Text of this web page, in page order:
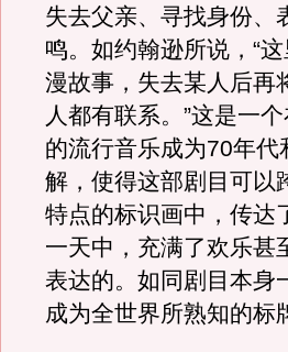
失去父亲、寻找身份、
鸣。如约翰逊所说，“
漫故事，失去某人后再
人都有联系。”这是一
的流行音乐成为70年
解，使得这部剧目可以
特点的标识画中，传达
一天中，充满了欢乐甚
表达的。如同剧目本身
成为全世界所熟知的标